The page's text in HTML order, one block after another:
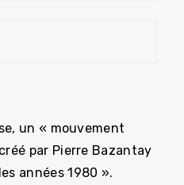
un « mouvement
par Pierre Bazantay
années 1980 ».